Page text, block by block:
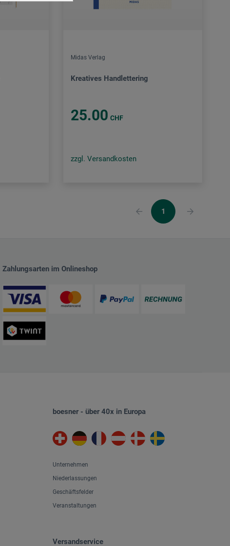
Midas Verlag
Kreatives Handlettering
25.00 CHF
zzgl. Versandkosten
1
Zahlungsarten im Onlineshop
boesner - über 40x in Europa
Unternehmen
Niederlassungen
Geschäftsfelder
Veranstaltungen
Versandservice